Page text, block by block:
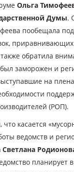
Ольга
Думы.
пообещала
обратила
был заморожен и
на
(РОП).
что касается
ведомств и
планирует в